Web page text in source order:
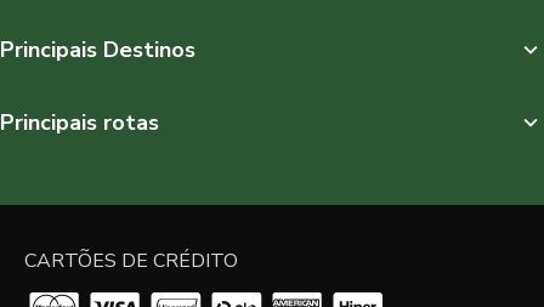
Principais Destinos
Principais rotas
CARTÕES DE CRÉDITO